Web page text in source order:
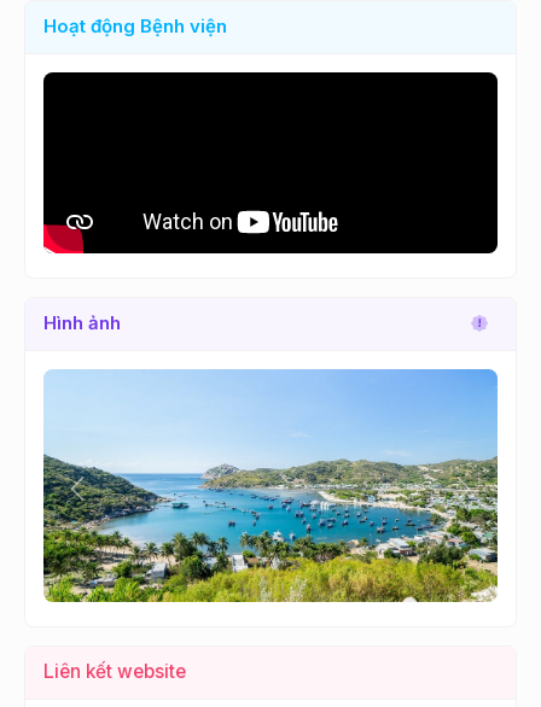
Hoạt động Bệnh viện
Hình ảnh
Lùi Tới
Liên kết website